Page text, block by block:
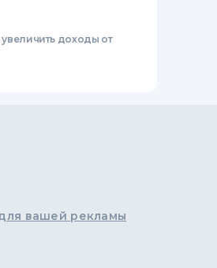
увеличить доходы от
вашей рекламы